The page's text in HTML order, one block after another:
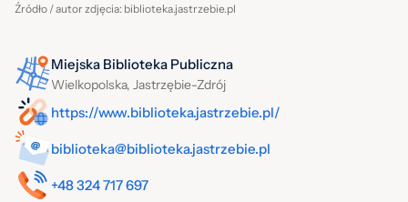
Źródło / autor zdjęcia: biblioteka.jastrzebie.pl
Miejska Biblioteka Publiczna
Wielkopolska, Jastrzębie-Zdrój
https://www.biblioteka.jastrzebie.pl/
biblioteka@biblioteka.jastrzebie.pl
+48 324 717 697